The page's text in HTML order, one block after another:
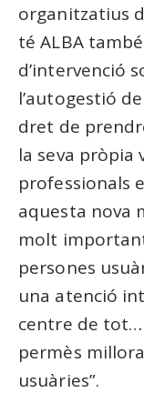
organitzatius
té ALBA
d’intervenció
l’autogestió
dret de
la seva pròpia
professionals
aquesta nova
molt
persones
una atenció
centre de tot…
permès
usuàries”.